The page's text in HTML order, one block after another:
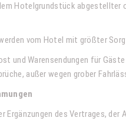
Hotelgrundstück
vom Hotel mit größter
und Warensendungen für
außer wegen grober
Ergänzungen des Vertrages,